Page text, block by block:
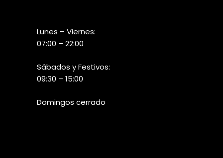
Lunes – Viernes:
07:00 – 22:00
Sábados y Festivos:
09:30 – 15:00
Domingos cerrado